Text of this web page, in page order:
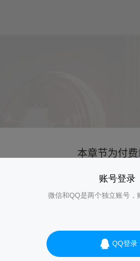
账号登录
微信和QQ是两个独立账号，
QQ登录